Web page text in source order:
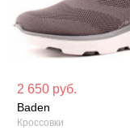
2 650 руб.
Baden
Кроссовки
Материал
Сезон: Лето